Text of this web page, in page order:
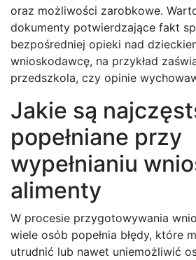
oraz możliwości zarobkowe.
dokumenty potwierdzające fakt
bezpośredniej opieki nad
wnioskodawcę, na przykład
przedszkola, czy opinie
Jakie są
popełniane przy
wypełnianiu
alimenty
W procesie przygotowywania
wiele osób popełnia błędy, które
utrudnić lub nawet uniemożliwić